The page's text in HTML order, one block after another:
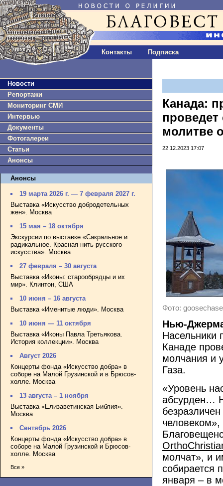
Контакты Подписка
Новости
Репортажи
Мониторинг СМИ
Интервью
Документы
Фотогалереи
Статьи
Анонсы
Анонсы
19 марта 2026 г. — 7 февраля 2027 г.
Выставка «Искусство добродетельных
жен». Москва
15 мая – 18 октября
Экскурсии по выставке «Сакральное и
радикальное. Красная нить русского
искусства». Москва
27 февраля – 30 августа
Выставка «Иконы: старообрядцы и их
мир». Клинтон, США
10 июня – 16 августа
Выставка «Именитые люди». Москва
10 июня — 11 октября
Выставка «Иконы Павла Третьякова.
История коллекции». Москва
Август 2026
Концерты фонда «Искусство добра» в
соборе на Малой Грузинской и в Брюсов-
холле. Москва
13 августа – 1 ноября
Выставка «Елизаветинская Библия».
Москва
Сентябрь 2026
Концерты фонда «Искусство добра» в
соборе на Малой Грузинской и Брюсов-
холле. Москва
Все »
Канада:
молитве
22.12.2023 17:07
Фото:
Нью-
Насельники
Канаде
молчания и
Газа.
«Уровень
абсурден…
молчат», и
собирается
января – в